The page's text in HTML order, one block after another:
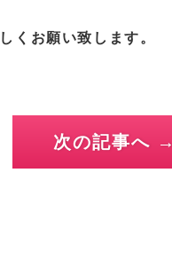
くお願い致します。
次の記事へ →